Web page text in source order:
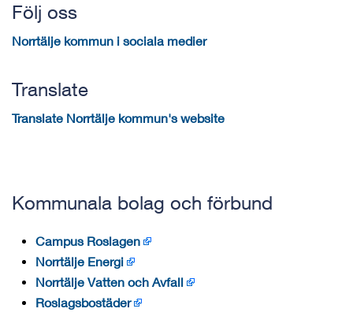
Följ oss
Norrtälje kommun i sociala medier
Translate
Translate Norrtälje kommun's website
Kommunala bolag och förbund
Campus Roslagen
Norrtälje Energi
Norrtälje Vatten och Avfall
Roslagsbostäder